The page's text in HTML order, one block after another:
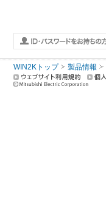
WIN2Kトップ 製品情報